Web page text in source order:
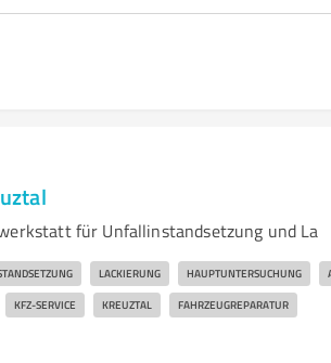
für Unfallinstandsetzung und La
LACKIERUNG HAUPTUNTERSUCHUNG
KFZ-SERVICE KREUZTAL FAHRZEUGREPARATUR